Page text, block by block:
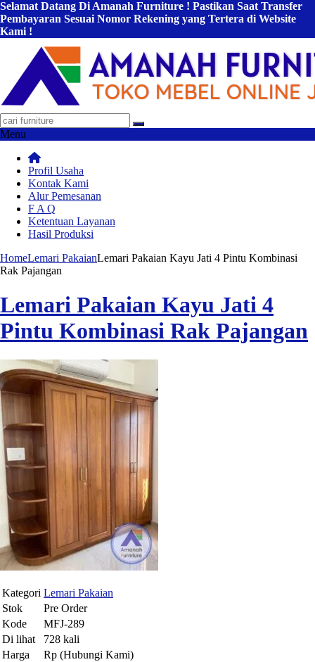
Selamat Datang Di Amanah Furniture ! Pastikan Saat Transfer
Pembayaran Sesuai Nomor Rekening yang Tertera di Website
Kami !
Menu
Profil Usaha
Kontak Kami
Alur Pemesanan
F A Q
Ketentuan Layanan
Hasil Produksi
HomeLemari PakaianLemari Pakaian Kayu Jati 4 Pintu Kombinasi
Rak Pajangan
Lemari Pakaian Kayu Jati 4
Pintu Kombinasi Rak Pajangan
Kategori Lemari Pakaian
Stok
Pre Order
Kode
MFJ-289
Di lihat
728 kali
Harga
Rp (Hubungi Kami)